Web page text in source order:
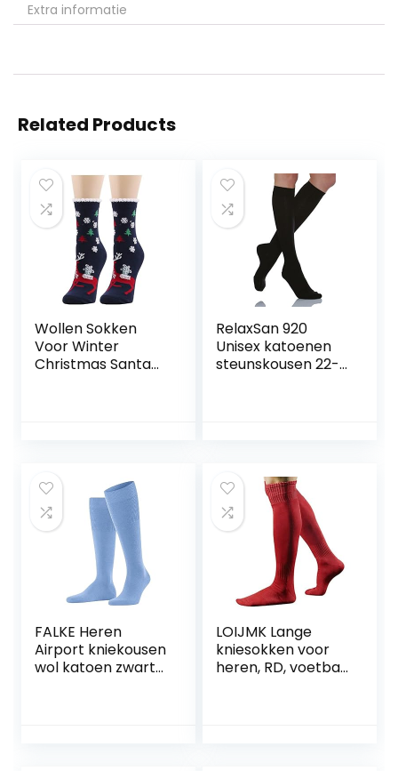
Extra informatie
Related Products
Wollen Sokken
Voor Winter
Christmas Santa
Tube Sock Warme
Zachte
Geschenken
Wintersokken Set
Voor Dames En
RelaxSan 920
Unisex katoenen
steunskousen 22-
FALKE Heren
Airport kniekousen
wol katoen zwart
LOIJMK Lange
kniesokken voor
heren, RD, voetbal,